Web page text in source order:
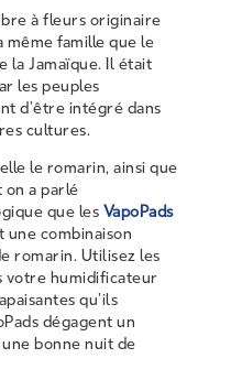
à fleurs originaire
même famille que le
la Jamaïque. Il était
les peuples
d’être intégré dans
cultures.
le romarin, ainsi que
a parlé
que les VapoPads
une combinaison
romarin. Utilisez les
votre humidificateur
qu’ils
dégagent un
bonne nuit de